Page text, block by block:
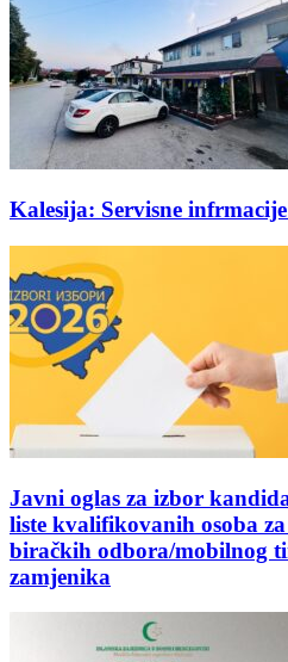
Kalesija: Servisne
Javni oglas za izbor
liste kvalifikovanih osoba
biračkih odbora/mobilnog
zamjenika